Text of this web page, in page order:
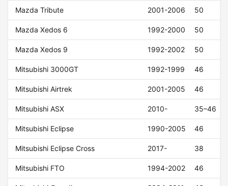
Mazda Tribute 2001-2006 50
Mazda Xedos 6 1992-2000 50
Mazda Xedos 9 1992-2002 50
Mitsubishi 3000GT 1992-1999 46
Mitsubishi Airtrek 2001-2005 46
Mitsubishi ASX 2010- 35–46
Mitsubishi Eclipse 1990-2005 46
Mitsubishi Eclipse Cross 2017- 38
Mitsubishi FTO 1994-2002 46